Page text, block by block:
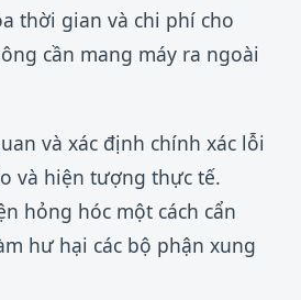
thời gian và chi phí cho
cần mang máy ra ngoài
và xác định chính xác lỗi
và hiện tượng thực tế.
hỏng hóc một cách cẩn
hư hại các bộ phận xung